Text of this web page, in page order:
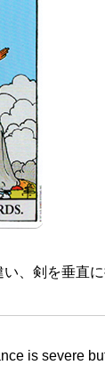
、剣を垂直
is severe